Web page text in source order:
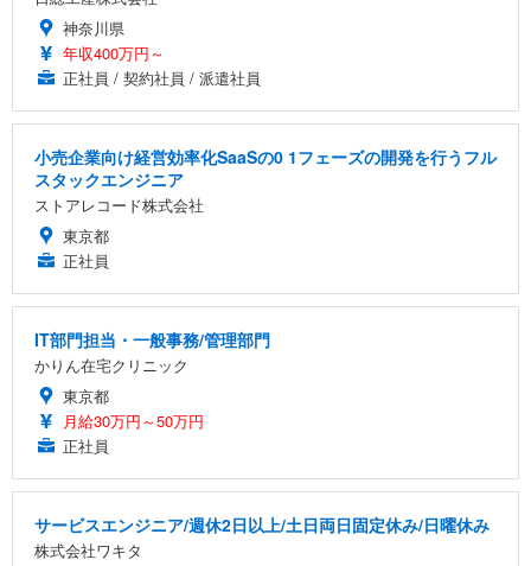
神奈川県
年収400万円～
正社員 / 契約社員 / 派遣社員
小売企業向け経営効率化SaaSの0 1フェーズの開発を行うフル
スタックエンジニア
ストアレコード株式会社
東京都
正社員
IT部門担当・一般事務/管理部門
かりん在宅クリニック
東京都
月給30万円～50万円
正社員
サービスエンジニア/週休2日以上/土日両日固定休み/日曜休み
株式会社ワキタ